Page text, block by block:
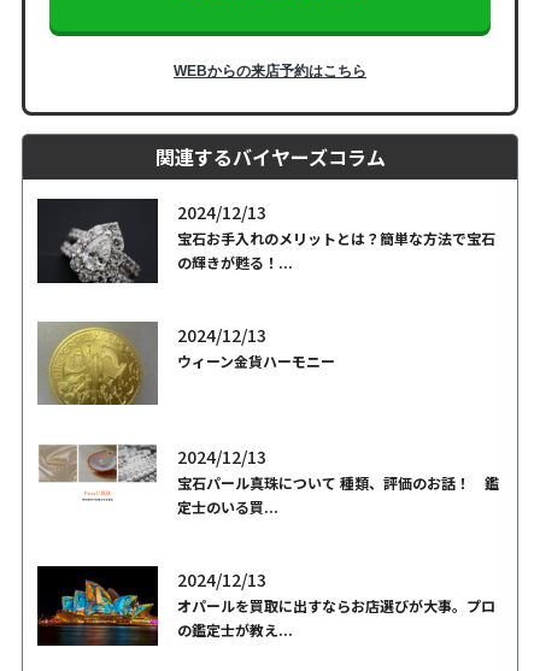
WEBからの来店予約はこちら
関連するバイヤーズコラム
2024/12/13
宝石お手入れのメリットとは？簡単な方法で宝石
の輝きが甦る！...
2024/12/13
ウィーン金貨ハーモニー
2024/12/13
宝石パール真珠について 種類、評価のお話！ 鑑
定士のいる買...
2024/12/13
オパールを買取に出すならお店選びが大事。プロ
の鑑定士が教え...